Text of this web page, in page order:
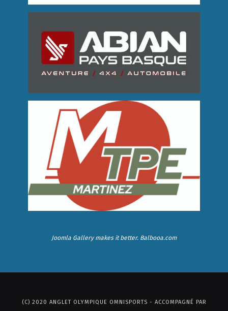
Joomla Gallerymakes it better. Balbooa.com
(C) 2020 ANGLET OLYMPIQUE OMNISPORTS - ACCOMPAGNÉ PAR